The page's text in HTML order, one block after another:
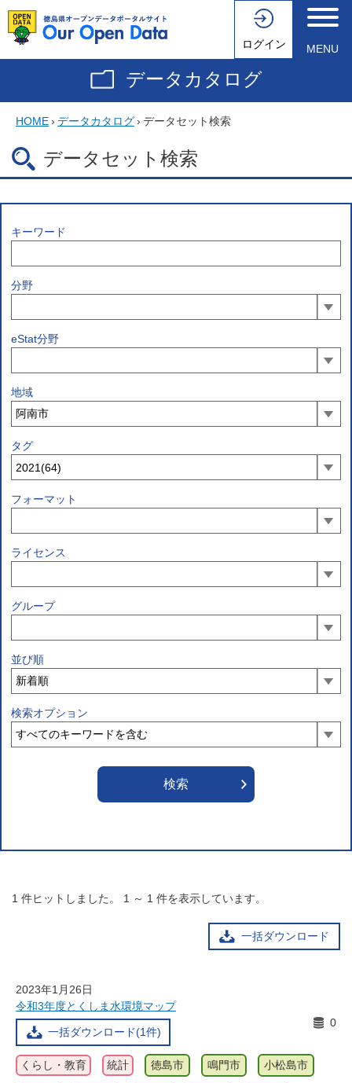
ログイン MENU
データカタログ
HOME› データカタログ› データセット検索
データセット検索
キーワード
分野
eStat分野
地域
タグ
フォーマット
ライセンス
グループ
並び順
検索オプション
1 件ヒットしました。 1 ～ 1 件を表示しています。
一括ダウンロード
2023年1月26日
令和3年度とくしま水環境マップ
一括ダウンロード(1件)
0
くらし・教育 統計 徳島市 鳴門市 小松島市